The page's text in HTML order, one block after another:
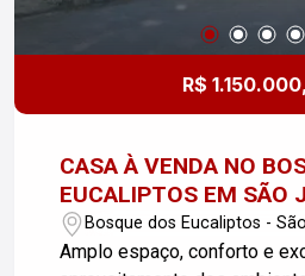
ilustrativa. Entre em contato para mais
R$
CASA À VENDA NO
EUCALIPTOS EM SÃO
CAMPOS - SP
Bosque dos Eucaliptos -
Campos/SP
Amplo espaço, conforto e